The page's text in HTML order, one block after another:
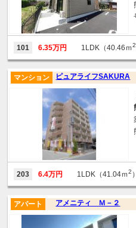
101 6.35万円 1LDK（40.46ｍ2
ピュアライフSAKURA
マンション
203 6.4万円 1LDK（41.04ｍ2 ）
アメニティ Ｍ－２
アパート